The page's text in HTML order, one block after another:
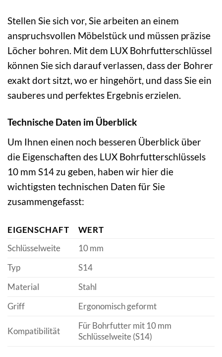
Stellen Sie sich vor, Sie arbeiten an einem
anspruchsvollen Möbelstück und müssen präzise
Löcher bohren. Mit dem LUX Bohrfutterschlüssel
können Sie sich darauf verlassen, dass der Bohrer
exakt dort sitzt, wo er hingehört, und dass Sie ein
sauberes und perfektes Ergebnis erzielen.
Technische Daten im Überblick
Um Ihnen einen noch besseren Überblick über
die Eigenschaften des LUX Bohrfutterschlüssels
10 mm S14 zu geben, haben wir hier die
wichtigsten technischen Daten für Sie
zusammengefasst:
EIGENSCHAFT
WERT
Schlüsselweite
10 mm
Typ
S14
Material
Stahl
Griff
Ergonomisch geformt
Kompatibilität
Für Bohrfutter mit 10 mm
Schlüsselweite (S14)